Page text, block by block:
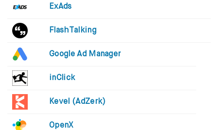
ExAds
FlashTalking
Google Ad Manager
inClick
Kevel (AdZerk)
OpenX